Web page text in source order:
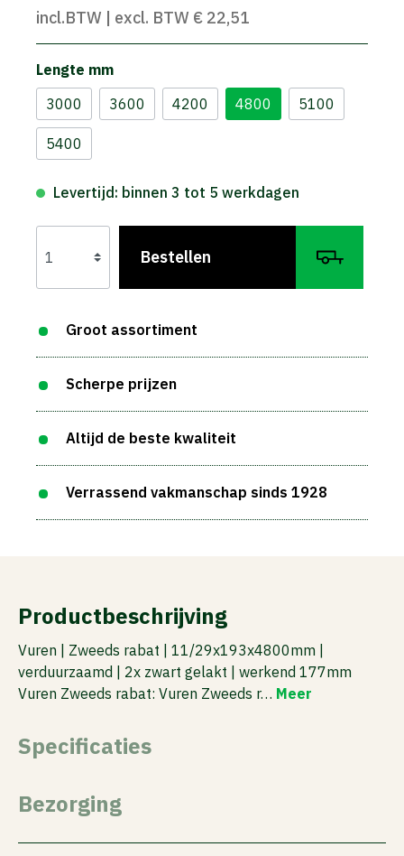
incl.BTW | excl. BTW € 22,51
Lengte mm
3000
3600 4200 4800 5100
5400
Levertijd: binnen 3 tot 5 werkdagen
Bestellen
Groot assortiment
Scherpe prijzen
Altijd de beste kwaliteit
Verrassend vakmanschap sinds 1928
Productbeschrijving
Vuren | Zweeds rabat | 11/29x193x4800mm |
verduurzaamd | 2x zwart gelakt | werkend 177mm
Vuren Zweeds rabat: Vuren Zweeds r… Meer
Specificaties
Bezorging